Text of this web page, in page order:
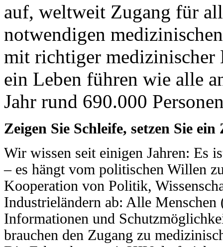
auf, weltweit Zugang für
notwendigen
mit richtiger medizinischer
ein Leben führen wie alle
Jahr rund 690.000
Zeigen Sie Schleife, setzen Sie
Wir wissen seit einigen Jahren: Es
– es hängt vom politischen Willen
Kooperation von Politik,
Industrieländern ab: Alle
Informationen und
brauchen den Zugang zu